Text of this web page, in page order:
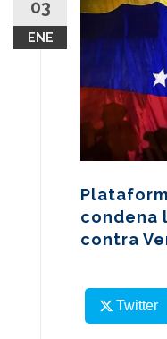
content
03
ENE
condena
contra
Twitter